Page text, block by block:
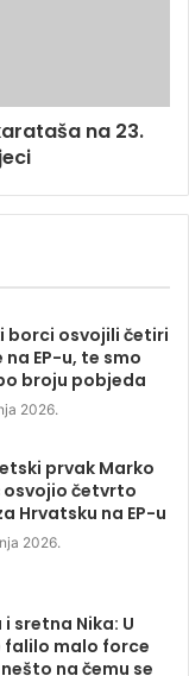
na 23.
borci osvojili četiri
EP-u, te smo
broju pobjeda
2026.
prvak Marko
osvojio četvrto
Hrvatsku na EP-u
2026.
sretna Nika: U
falilo malo force
na čemu se